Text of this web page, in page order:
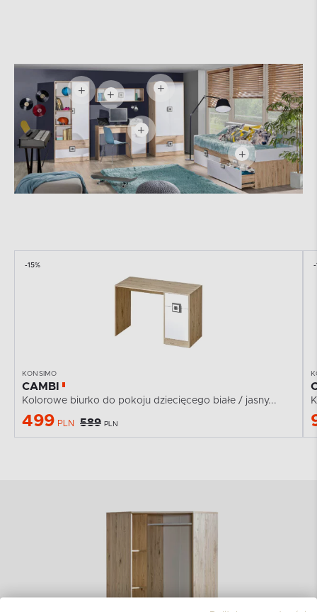
-15%
KONSIMO
CAMBI
Kolorowe biurko do pokoju dziecięcego białe / jasny...
499 PLN 589 PLN
-